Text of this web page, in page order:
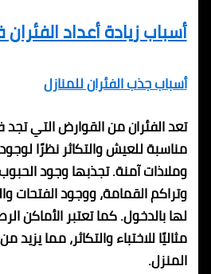
أسباب زيادة أعداد
أسباب جذب الفئران للمنازل
تعد الفئران من القوارض التي تجد
مناسبة للعيش والتكاثر نظرًا
وملاذات آمنة. تجذبها وجود
وتراكم القمامة، ووجود الفتحات
لها بالدخول. كما تعتبر الأماكن
مثاليًا للاختباء والتكاثر، مما
المنزل.